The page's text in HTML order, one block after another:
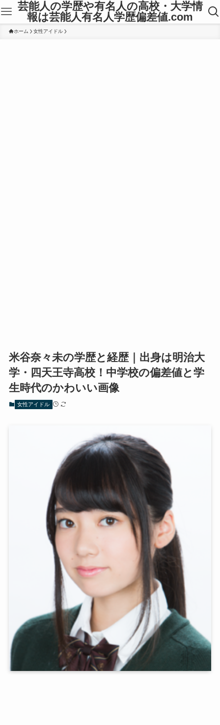
芸能人の学歴や有名人の高校・大学情
報は芸能人有名人学歴偏差値.com
ホーム 女性アイドル
米谷奈々未の学歴と経歴｜出身は明治大
学・四天王寺高校！中学校の偏差値と学
生時代のかわいい画像
女性アイドル